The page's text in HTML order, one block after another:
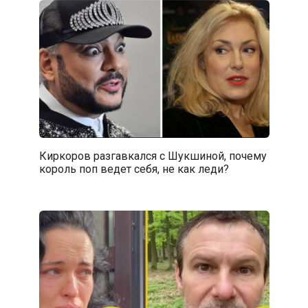
Киркоров разгавкался с Шукшиной, почему
король поп ведет себя, не как леди?